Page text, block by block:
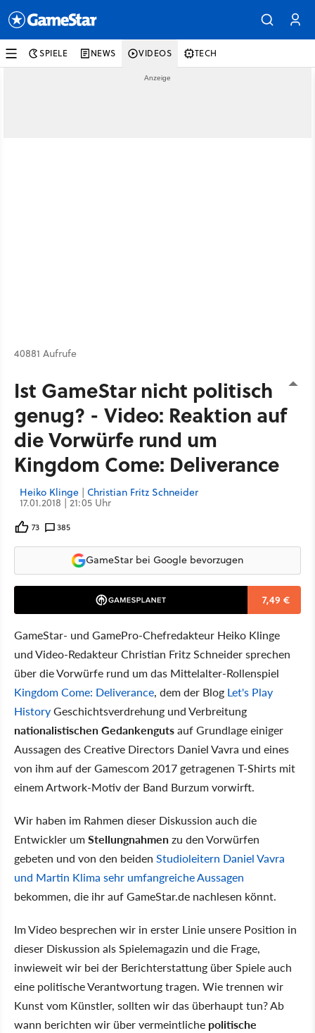
SPIELE NEWS VIDEOS TECH
40881 Aufrufe
Ist GameStar nicht politisch
genug? - Video: Reaktion auf
die Vorwürfe rund um
Kingdom Come: Deliverance
Heiko Klinge | Christian Fritz Schneider
17.01.2018 | 21:05 Uhr
73 385
GameStar bei Google bevorzugen
7,49 €
GameStar- und GamePro-Chefredakteur Heiko Klinge
und Video-Redakteur Christian Fritz Schneider sprechen
über die Vorwürfe rund um das Mittelalter-Rollenspiel
Kingdom Come: Deliverance, dem der Blog Let's Play
HistoryGeschichtsverdrehung und Verbreitung
nationalistischen Gedankengutsauf Grundlage einiger
Aussagen des Creative Directors Daniel Vavra und eines
von ihm auf der Gamescom 2017 getragenen T-Shirts mit
einem Artwork-Motiv der Band Burzum vorwirft.
Wir haben im Rahmen dieser Diskussion auch die
Entwickler umStellungnahmenzu den Vorwürfen
gebeten und von den beiden Studioleitern Daniel Vavra
und Martin Klima sehr umfangreiche Aussagen
bekommen, die ihr auf GameStar.de nachlesen könnt.
Im Video besprechen wir in erster Linie unsere Position in
dieser Diskussion als Spielemagazin und die Frage,
inwieweit wir bei der Berichterstattung über Spiele auch
eine politische Verantwortung tragen. Wie trennen wir
Kunst vom Künstler, sollten wir das überhaupt tun? Ab
wann berichten wir über vermeintliche politische